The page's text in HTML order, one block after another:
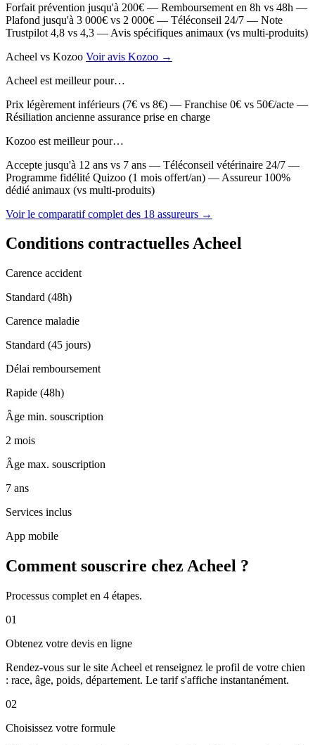
Forfait prévention jusqu'à 200€ — Remboursement en 8h vs 48h —
Plafond jusqu'à 3 000€ vs 2 000€ — Téléconseil 24/7 — Note
Trustpilot 4,8 vs 4,3 — Avis spécifiques animaux (vs multi-produits)
Acheel vs Kozoo Voir avis Kozoo →
Acheel est meilleur pour…
Prix légèrement inférieurs (7€ vs 8€) — Franchise 0€ vs 50€/acte —
Résiliation ancienne assurance prise en charge
Kozoo est meilleur pour…
Accepte jusqu'à 12 ans vs 7 ans — Téléconseil vétérinaire 24/7 —
Programme fidélité Quizoo (1 mois offert/an) — Assureur 100%
dédié animaux (vs multi-produits)
Voir le comparatif complet des 18 assureurs →
Conditions contractuelles Acheel
Carence accident
Standard (48h)
Carence maladie
Standard (45 jours)
Délai remboursement
Rapide (48h)
Âge min. souscription
2 mois
Âge max. souscription
7 ans
Services inclus
App mobile
Comment souscrire chez Acheel ?
Processus complet en 4 étapes.
01
Obtenez votre devis en ligne
Rendez-vous sur le site Acheel et renseignez le profil de votre chien
: race, âge, poids, département. Le tarif s'affiche instantanément.
02
Choisissez votre formule